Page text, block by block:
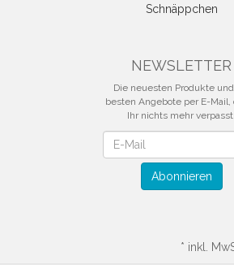
Schnäppchen
NEWSLETTER
Die neuesten Produkte
besten Angebote per E-Mail,
Ihr nichts mehr verpasst.
Abonnieren
* inkl.